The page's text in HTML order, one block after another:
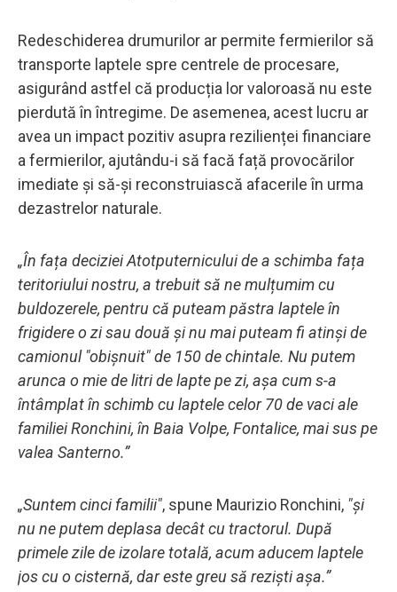
Redeschiderea drumurilor ar permite fermierilor să
transporte laptele spre centrele de procesare,
asigurând astfel că producția lor valoroasă nu este
pierdută în întregime. De asemenea, acest lucru ar
avea un impact pozitiv asupra rezilienței financiare
a fermierilor, ajutându-i să facă față provocărilor
imediate și să-și reconstruiască afacerile în urma
dezastrelor naturale.
„În fața deciziei Atotputernicului de a schimba fața
teritoriului nostru, a trebuit să ne mulțumim cu
buldozerele, pentru că puteam păstra laptele în
frigidere o zi sau două și nu mai puteam fi atinși de
camionul "obișnuit" de 150 de chintale. Nu putem
arunca o mie de litri de lapte pe zi, așa cum s-a
întâmplat în schimb cu laptele celor 70 de vaci ale
familiei Ronchini, în Baia Volpe, Fontalice, mai sus pe
valea Santerno.”
„Suntem cinci familii", spune Maurizio Ronchini, "și
nu ne putem deplasa decât cu tractorul. După
primele zile de izolare totală, acum aducem laptele
jos cu o cisternă, dar este greu să reziști așa.”